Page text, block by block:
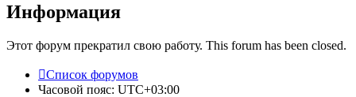
Информация
Этот форум прекратил свою работу. This forum has been closed.
Список форумов
Часовой пояс: UTC+03:00